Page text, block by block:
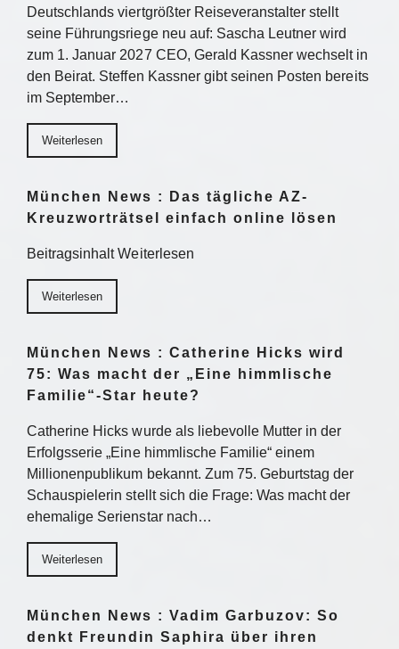
Deutschlands viertgrößter Reiseveranstalter stellt
seine Führungsriege neu auf: Sascha Leutner wird
zum 1. Januar 2027 CEO, Gerald Kassner wechselt in
den Beirat. Steffen Kassner gibt seinen Posten bereits
im September…
Weiterlesen
München News : Das tägliche AZ-
Kreuzworträtsel einfach online lösen
Beitragsinhalt Weiterlesen
Weiterlesen
München News : Catherine Hicks wird
75: Was macht der „Eine himmlische
Familie“-Star heute?
Catherine Hicks wurde als liebevolle Mutter in der
Erfolgsserie „Eine himmlische Familie“ einem
Millionenpublikum bekannt. Zum 75. Geburtstag der
Schauspielerin stellt sich die Frage: Was macht der
ehemalige Serienstar nach…
Weiterlesen
München News : Vadim Garbuzov: So
denkt Freundin Saphira über ihren